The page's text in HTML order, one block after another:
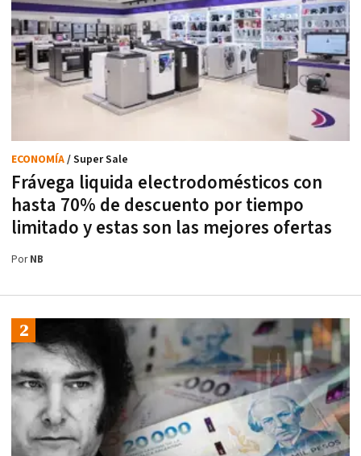
Frávega liquida electrodomésticos con
hasta 70% de descuento por tiempo
limitado y estas son las mejores ofertas
ECONOMÍA/ Super Sale
PorNB